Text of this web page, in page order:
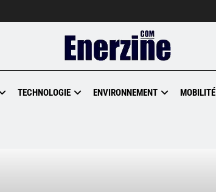
TECHNOLOGIE ENVIRONNEMENT MOBILITÉ